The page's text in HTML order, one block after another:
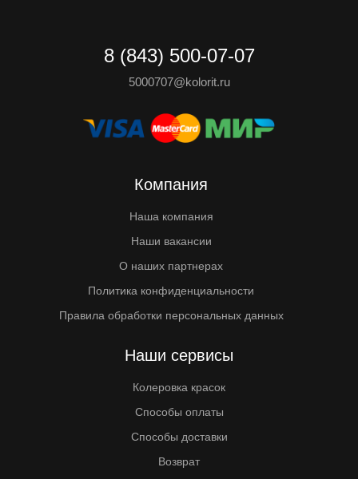
8 (843) 500-07-07
5000707@kolorit.ru
Компания
Наша компания
Наши вакансии
О наших партнерах
Политика конфиденциальности
Правила обработки персональных данных
Наши сервисы
Колеровка красок
Способы оплаты
Способы доставки
Возврат